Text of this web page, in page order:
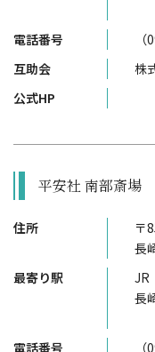
電話番号
互助会
株
公式HP
平安社 南部斎場
住所
〒
長
最寄り駅
JR
長
電話番号